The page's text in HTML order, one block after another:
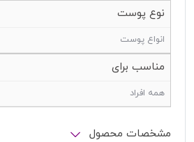
نوع پوست
انواع پوست
مناسب برای
همه افراد
مشخصات محصول